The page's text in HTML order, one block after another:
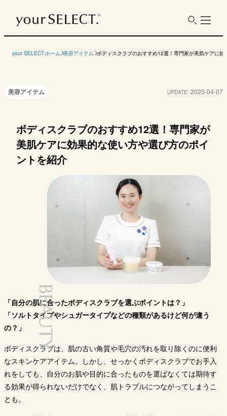
your SELECT.ホーム 美容アイテム ボディスクラブのおすすめ12選！専門家が美肌ケアに
美容アイテム UPDATE: 2025-04-07
BEAUTY
ボディスクラブのおすすめ12選！専門家が
美肌ケアに効果的な使い方や選び方のポイ
ントを紹介
「自分の肌に合ったボディスクラブを選ぶポイントは？」
「ソルトタイプやシュガータイプなどの種類があるけど何が違う
の？」
ボディスクラブは、肌の古い角質や毛穴の汚れを取り除くのに便利
なスキンケアアイテム。しかし、せっかくボディスクラブでお手入
れをしても、自分のお肌や目的に合ったものを選ばなくては期待す
る効果が得られないだけでなく、肌トラブルにつながってしまうこ
とも。
リーフ&ボタニクス
ボディスクラブS
星野家の手作りマッ
サージ塩
ボディスクラブ ソ
ルト
ソルテ
3960円 800円
さっぱりしっとり
楽天市場
Yahoo! Yahoo!